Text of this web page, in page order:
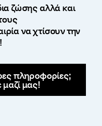
ζώσης αλλά και
να χτίσουν την
πληροφορίες;
μαζί μας!